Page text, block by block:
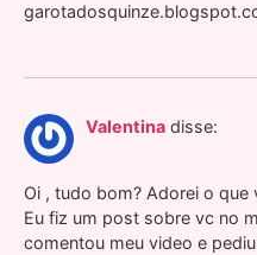
Valentina disse:
Oi , tudo bom? Adorei o que
Eu fiz um post sobre vc no
comentou meu video e